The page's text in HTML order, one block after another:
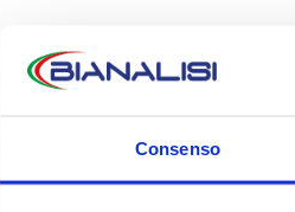
Consenso